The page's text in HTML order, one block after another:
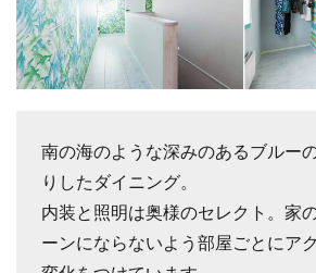
南の海のような深みのあるブルー
りしたダイニング。
内装と照明は奥様のセレクト。家
ーンにならないよう部屋ごとにア